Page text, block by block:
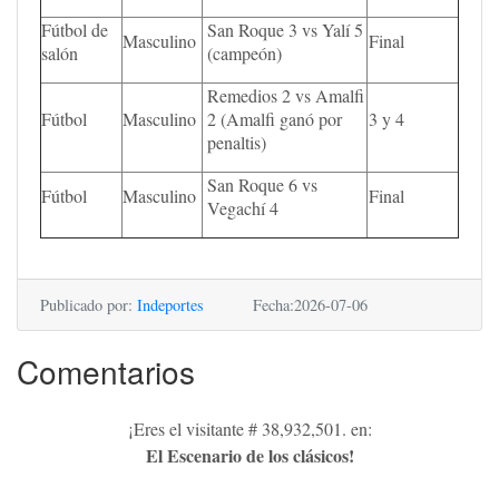
Fútbol de
salón
Masculino San Roque 3 vs Yalí 5
(campeón)
Final
Fútbol Masculino
Remedios 2 vs Amalfi
2 (Amalfi ganó por
penaltis)
3 y 4
Fútbol Masculino San Roque 6 vs
Vegachí 4
Final
Publicado por: Indeportes Fecha:2026-07-06
Comentarios
¡Eres el visitante # 38,932,501. en:
El Escenario de los clásicos!